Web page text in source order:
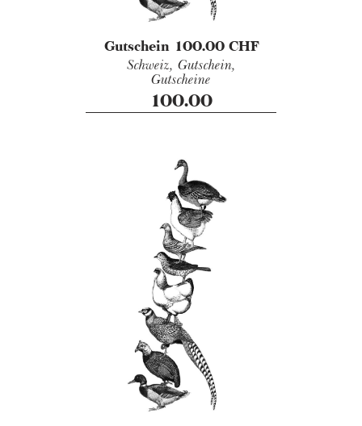
Gutschein 100.00 CHF
Schweiz, Gutschein,
Gutscheine
100.00